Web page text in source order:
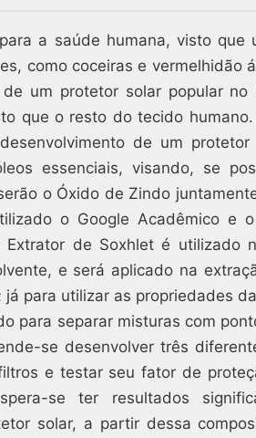
a saúde humana, visto que
como coceiras e vermelhidão
um protetor solar popular no
que o resto do tecido
de um
essenciais, visando, se
o Óxido de Zindo
o Google Acadêmico e
de Soxhlet é utilizado
e será aplicado na
para utilizar as propriedades
para separar misturas com
se desenvolver três
e testar seu fator de
se ter resultados
solar, a partir dessa